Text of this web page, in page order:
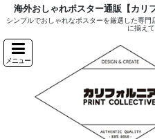
海外おしゃれポスター通販【カリ
シンプルでおしゃれなポスターを厳選した専
に揃えて
メニュー